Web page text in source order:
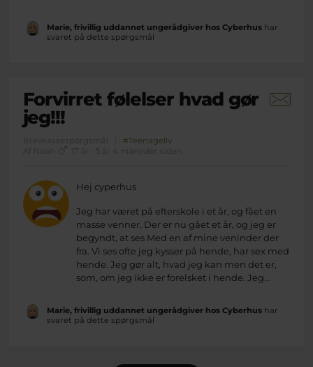
Marie, frivillig uddannet ungerådgiver hos Cyberhushar
svaret på dette spørgsmål
Forvirret følelser hvad gør
jeg!!!
Brevkassespørgsmål
#Teenageliv
Af Noah
17 år · 5 år 4 måneder siden
Hej cyperhus
Jeg har været på efterskole i et år, og fået en
masse venner. Der er nu gået et år, og jeg er
begyndt, at ses Med en af mine veninder der
fra. Vi ses ofte jeg kysser på hende, har sex med
hende. Jeg gør alt, hvad jeg kan men det er,
som, om jeg ikke er forelsket i hende. Jeg...
Marie, frivillig uddannet ungerådgiver hos Cyberhushar
svaret på dette spørgsmål